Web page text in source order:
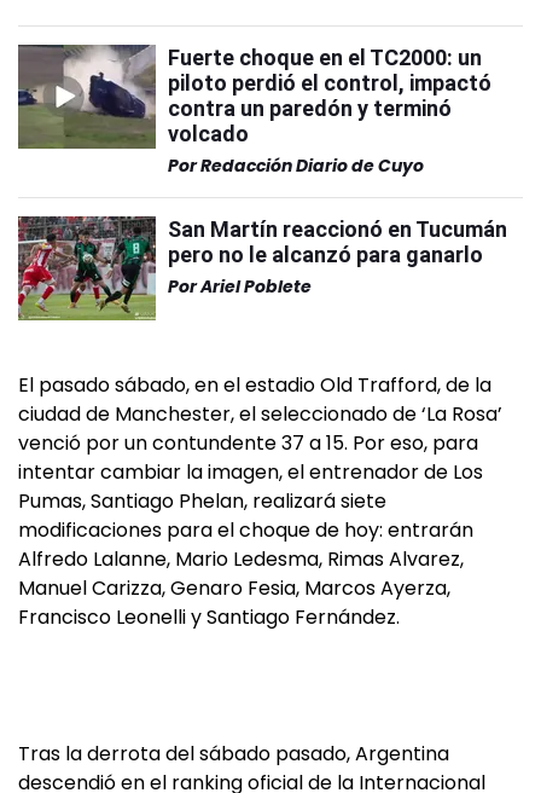
Fuerte choque en el TC2000: un
piloto perdió el control, impactó
contra un paredón y terminó
volcado
PorRedacción Diario de Cuyo
San Martín reaccionó en Tucumán
pero no le alcanzó para ganarlo
PorAriel Poblete
El pasado sábado, en el estadio Old Trafford, de la
ciudad de Manchester, el seleccionado de ‘La Rosa’
venció por un contundente 37 a 15. Por eso, para
intentar cambiar la imagen, el entrenador de Los
Pumas, Santiago Phelan, realizará siete
modificaciones para el choque de hoy: entrarán
Alfredo Lalanne, Mario Ledesma, Rimas Alvarez,
Manuel Carizza, Genaro Fesia, Marcos Ayerza,
Francisco Leonelli y Santiago Fernández.
Tras la derrota del sábado pasado, Argentina
descendió en el ranking oficial de la Internacional